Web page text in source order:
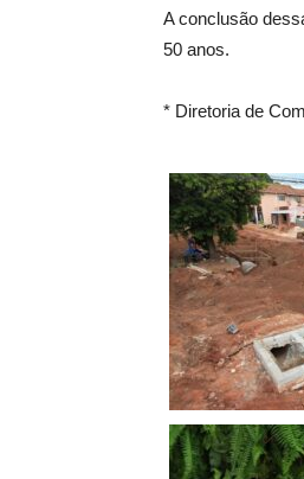
A conclusão
50 anos.
* Diretoria de